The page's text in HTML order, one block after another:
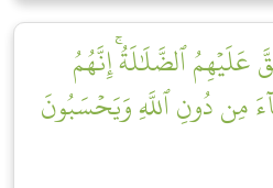
عَلَيۡهِمُ ٱلضَّلَٰلَةُۚ إِنَّهُمُ
مِن دُونِ ٱللَّهِ وَيَحۡسَبُونَ